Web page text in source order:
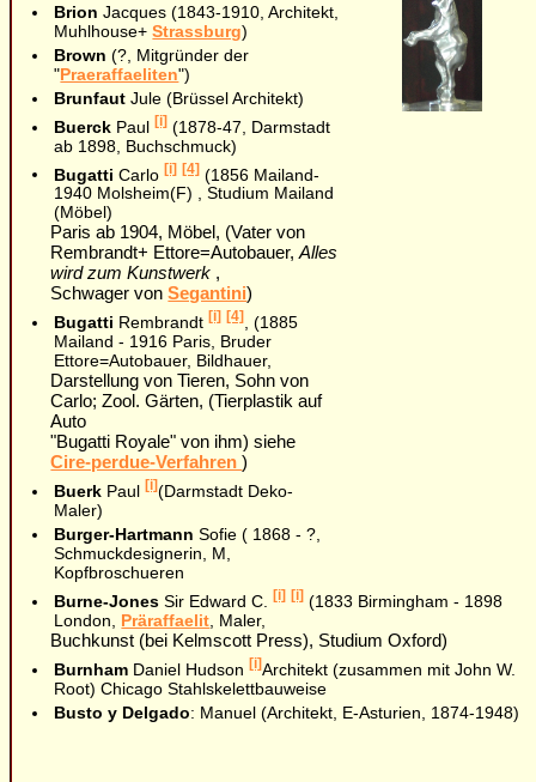
Brion Jacques (1843-1910, Architekt,
Muhlhouse+Strassburg)
Brown(?, Mitgründer der
"Praeraffaeliten")
BrunfautJule (Brüssel Architekt)
Buerck Paul[i] (1878-47, Darmstadt
ab 1898, Buchschmuck)
BugattiCarlo[i] [4] (1856 Mailand-
1940 Molsheim(F) , Studium Mailand
(Möbel)
Paris ab 1904, Möbel, (Vater von
Rembrandt+ Ettore=Autobauer,Alles
wird zum Kunstwerk ,
Schwager vonSegantini)
Bugatti Rembrandt[i] [4] , (1885
Mailand - 1916 Paris, Bruder
Ettore=Autobauer, Bildhauer,
Darstellung von Tieren, Sohn von
Carlo; Zool. Gärten, (Tierplastik auf
Auto
"Bugatti Royale" von ihm) siehe
Cire-perdue-Verfahren)
Buerk Paul[i](Darmstadt Deko-
Maler)
Burger-Hartmann Sofie ( 1868 - ?,
Schmuckdesignerin, M,
Kopfbroschueren
Burne-JonesSir Edward C.[i] [i] (1833 Birmingham - 1898
London, Präraffaelit , Maler,
Buchkunst (bei Kelmscott Press), Studium Oxford)
Burnham Daniel Hudson[i]Architekt (zusammen mit John W.
Root) Chicago Stahlskelettbauweise
Busto y Delgado: Manuel (Architekt, E-Asturien, 1874-1948)